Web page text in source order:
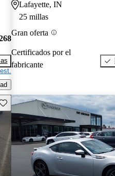
Lafayette, IN
25 millas
Gran oferta
Certificados por el
fabricante
este Aviso